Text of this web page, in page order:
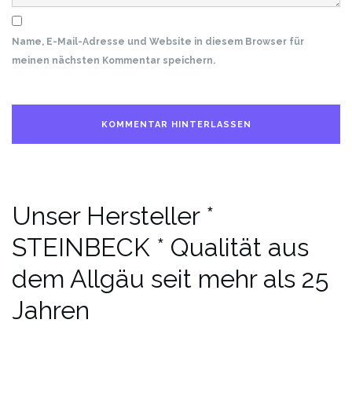
Name, E-Mail-Adresse und Website in diesem Browser für
meinen nächsten Kommentar speichern.
Unser Hersteller *
STEINBECK * Qualität aus
dem Allgäu seit mehr als 25
Jahren